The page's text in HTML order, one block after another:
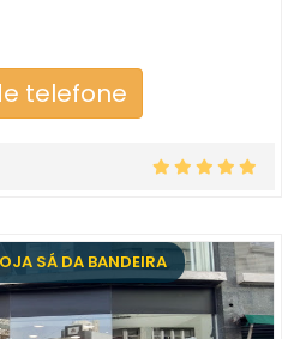
telefone
SÁ DA BANDEIRA